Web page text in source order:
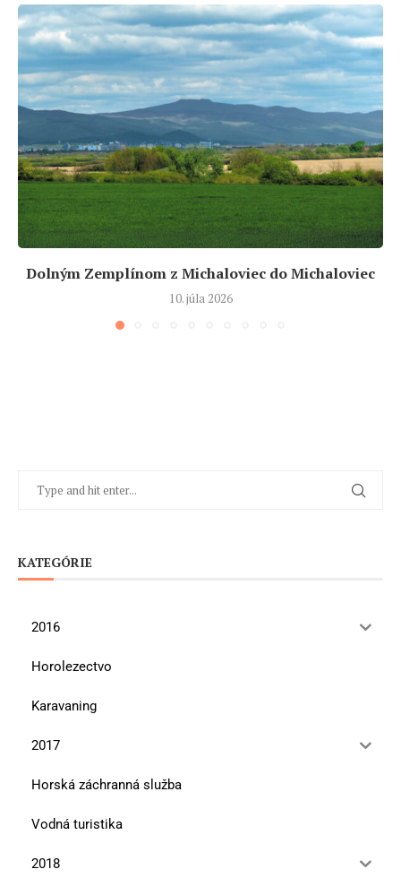
Dolným Zemplínom z Michaloviec do Michaloviec
10. júla 2026
KATEGÓRIE
2016
Horolezectvo
Karavaning
2017
Horská záchranná služba
Vodná turistika
2018